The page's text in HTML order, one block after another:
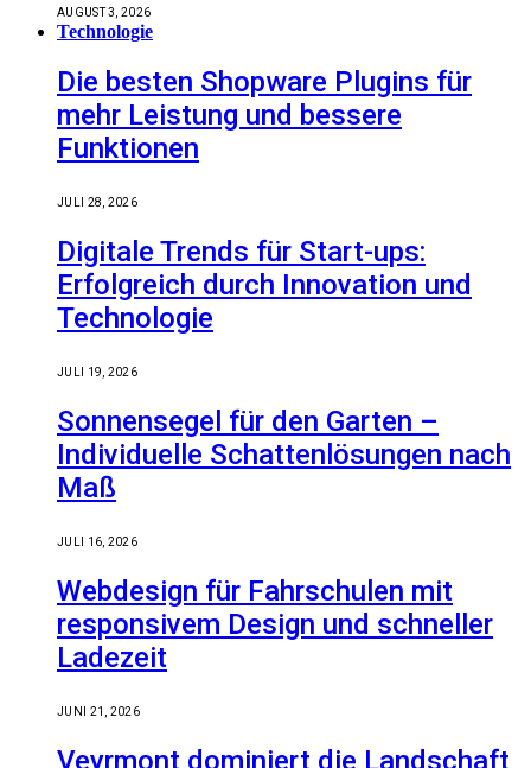
AUGUST 3, 2026
Technologie
Die besten Shopware Plugins für
mehr Leistung und bessere
Funktionen
JULI 28, 2026
Digitale Trends für Start-ups:
Erfolgreich durch Innovation und
Technologie
JULI 19, 2026
Sonnensegel für den Garten –
Individuelle Schattenlösungen nach
Maß
JULI 16, 2026
Webdesign für Fahrschulen mit
responsivem Design und schneller
Ladezeit
JUNI 21, 2026
Veyrmont dominiert die Landschaft